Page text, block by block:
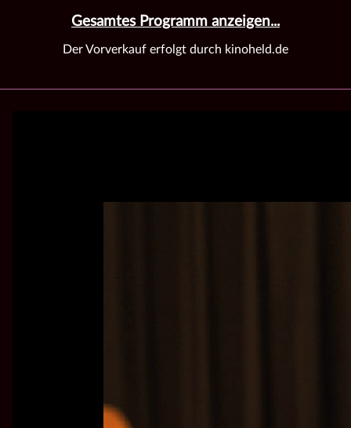
Gesamtes Programm anzeigen...
Der Vorverkauf erfolgt durch kinoheld.de